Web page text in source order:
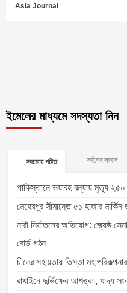
Asia Journal
ইমেলের মাধ্যমে সদস্যতা নিন
সবচেয়ে পঠিত সর্বশেষ সংবাদ
পাকিস্তানে ভয়াবহ বন্যায় মৃত্যু ২৫০
মেহেরপুর সীমান্তে ৫১ হাজার
নারী নির্যাতনের অভিযোগ: জ্যেষ্ঠ
বোর্ড গঠন
চীনের সহায়তায় তিস্তা
রাখাইনে দুর্ভিক্ষের আশঙ্কা, খাদ্য